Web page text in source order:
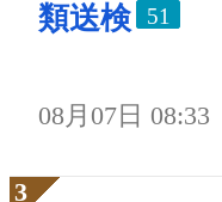
類送検 51
08月07日 08:33